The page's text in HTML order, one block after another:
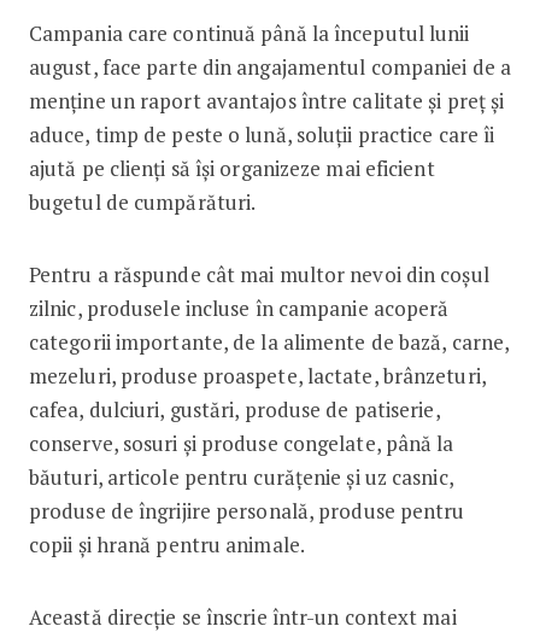
Campania care continuă până la începutul lunii
august, face parte din angajamentul companiei de a
menține un raport avantajos între calitate și preț și
aduce, timp de peste o lună, soluții practice care îi
ajută pe clienți să își organizeze mai eficient
bugetul de cumpărături.
Pentru a răspunde cât mai multor nevoi din coșul
zilnic, produsele incluse în campanie acoperă
categorii importante, de la alimente de bază, carne,
mezeluri, produse proaspete, lactate, brânzeturi,
cafea, dulciuri, gustări, produse de patiserie,
conserve, sosuri și produse congelate, până la
băuturi, articole pentru curățenie și uz casnic,
produse de îngrijire personală, produse pentru
copii și hrană pentru animale.
Această direcție se înscrie într-un context mai